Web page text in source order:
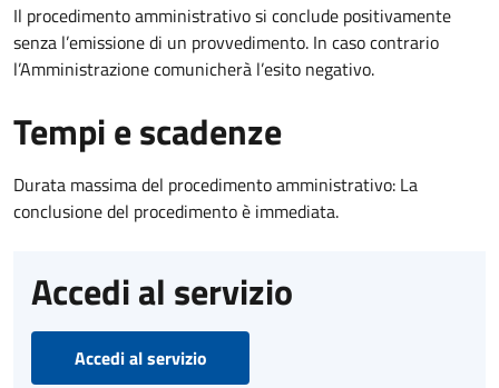
Il procedimento amministrativo si conclude positivamente
senza l’emissione di un provvedimento. In caso contrario
l’Amministrazione comunicherà l’esito negativo.
Tempi e scadenze
Durata massima del procedimento amministrativo: La
conclusione del procedimento è immediata.
Accedi al servizio
Accedi al servizio